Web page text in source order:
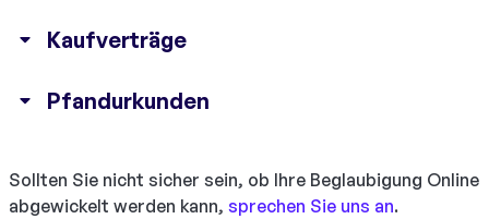
Kaufverträge
Pfandurkunden
Sollten Sie nicht sicher sein, ob Ihre Beglaubigung Online
abgewickelt werden kann, sprechen Sie uns an.